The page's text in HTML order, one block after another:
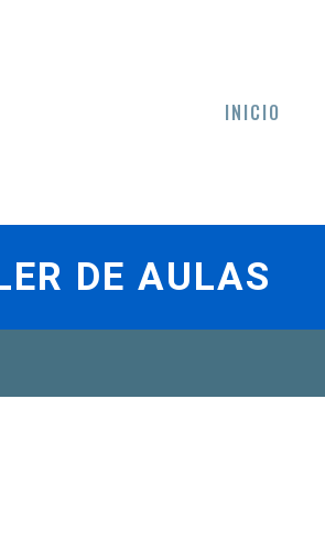
INICIO
DE AULAS